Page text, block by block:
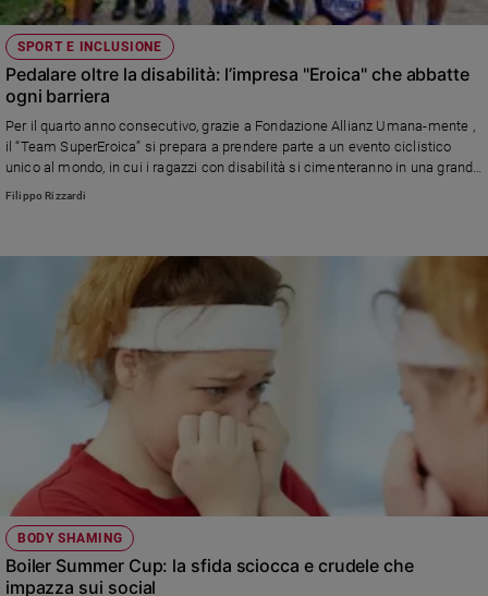
Papa
Papa
Chiesa
Chiesa
Fede
Devozione
giorno
Società
e
valori
SPORT E INCLUSIONE
Pedalare oltre la disabilità: l’impresa "Eroica" che abbatte
ogni barriera
Per il quarto anno consecutivo, grazie a Fondazione Allianz Umana-mente ,
il “Team SuperEroica” si prepara a prendere parte a un evento ciclistico
unico al mondo, in cui i ragazzi con disabilità si cimenteranno in una grande
sfida fisica e umana
Filippo Rizzardi
BODY SHAMING
Boiler Summer Cup: la sfida sciocca e crudele che
impazza sui social